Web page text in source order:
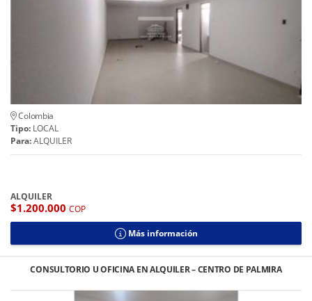
Colombia
Tipo: LOCAL
Para:ALQUILER
ALQUILER
$1.200.000 COP
Más información
CONSULTORIO U OFICINA EN ALQUILER – CENTRO DE PALMIRA